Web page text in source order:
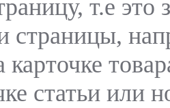
т.е это
страницы,
карточке
статьи или